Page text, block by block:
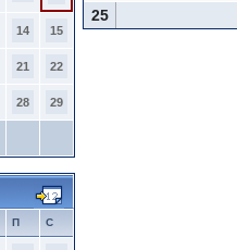
14 15
21 22
28 29
П С
25